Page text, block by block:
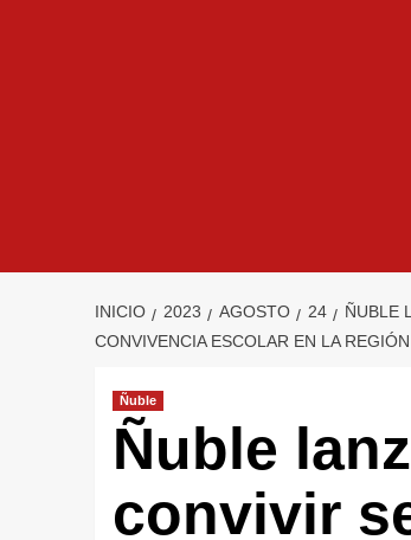
INICIO 2023 AGOSTO 24
ÑUBLE
CONVIVENCIA ESCOLAR EN LA REGIÓN
Ñuble
Ñuble
convivir